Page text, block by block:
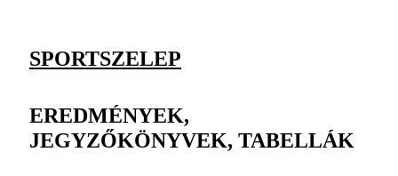
SPORTSZELEP
EREDMÉNYEK,
JEGYZŐKÖNYVEK, TABELLÁK